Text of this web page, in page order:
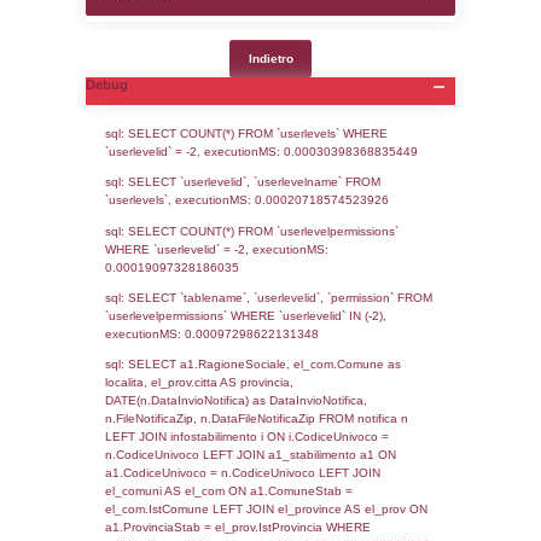
AUTORIZZAZIONI/CERTIFICAZIONI E
CONTROLLO A CUI è SOGGETTO LO
SEZIONE F (pubblico) - DESCRIZIONE
DELL'AMBIENTE/TERRITORIO
SEZIONE H (pubblico) - DESCRIZIONE
STABILIMENTO E RIEPILOGO SOSTANZE
DI CUI ALL'ALLEGATO 1 DEL DECRETO
DELLA DIRETTIVA 2012/18/UE
SEZIONE L (pubblico) - INFORMAZIONI